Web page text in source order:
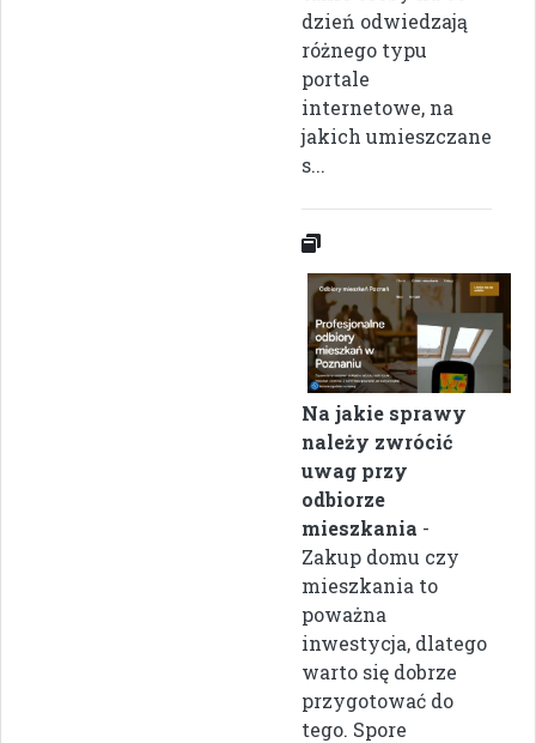
dzień odwiedzają
różnego typu
portale
internetowe, na
jakich umieszczane
s...
Na jakie sprawy
należy zwrócić
uwag przy
odbiorze
mieszkania -
Zakup domu czy
mieszkania to
poważna
inwestycja, dlatego
warto się dobrze
przygotować do
tego. Spore